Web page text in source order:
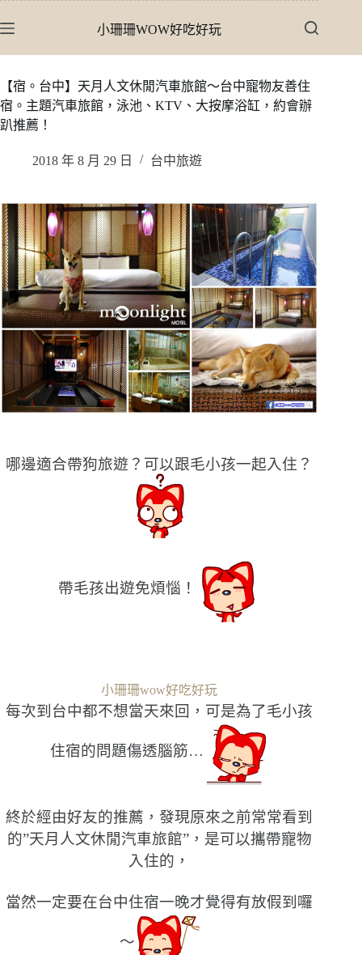
至
內
容
小珊珊WOW好吃好玩
【宿。台中】天月人文休閒汽車旅館〜台中寵物友善住
宿。主題汽車旅館，泳池、KTV、大按摩浴缸，約會辦
趴推薦！
2018 年 8 月 29 日 台中旅遊
哪邊適合帶狗旅遊？可以跟毛小孩一起入住？
帶毛孩出遊免煩惱！
小珊珊wow好吃好玩
每次到台中都不想當天來回，可是為了毛小孩
住宿的問題傷透腦筋…
終於經由好友的推薦，發現原來之前常常看到
的”天月人文休閒汽車旅館”，是可以攜帶寵物
入住的，
當然一定要在台中住宿一晚才覺得有放假到囉
〜